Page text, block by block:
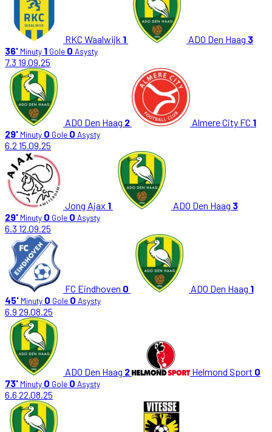
RKC Waalwijk 1 ADO Den Haag 3
36' Minuty 1 Gole 0 Asysty
7.3 19.09.25
ADO Den Haag 2 Almere City FC 1
29' Minuty 0 Gole 0 Asysty
6.2 15.09.25
Jong Ajax 1 ADO Den Haag 3
29' Minuty 0 Gole 0 Asysty
6.3 12.09.25
FC Eindhoven 0 ADO Den Haag 1
45' Minuty 0 Gole 0 Asysty
6.9 29.08.25
ADO Den Haag 2 Helmond Sport 0
73' Minuty 0 Gole 0 Asysty
6.6 22.08.25